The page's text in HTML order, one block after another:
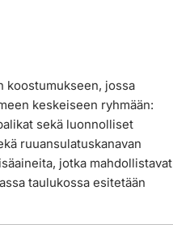
koostumukseen, jossa
keskeiseen ryhmään:
sekä luonnolliset
ruuansulatuskanavan
jotka mahdollistavat
taulukossa esitetään